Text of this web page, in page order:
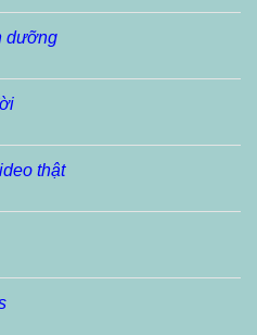
dưỡng
thật